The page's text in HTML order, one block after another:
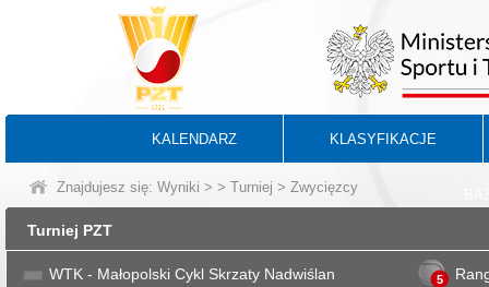
KALENDARZ KLASYFIKACJE
Znajdujesz się: Wyniki > > Turniej > Zwycięzcy
Turniej PZT
WTK - Małopolski Cykl Skrzaty Nadwiślan 5